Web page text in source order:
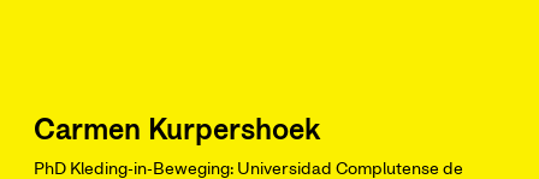
Carmen Kurpershoek
PhD Kleding-in-Beweging: Universidad Complutense de